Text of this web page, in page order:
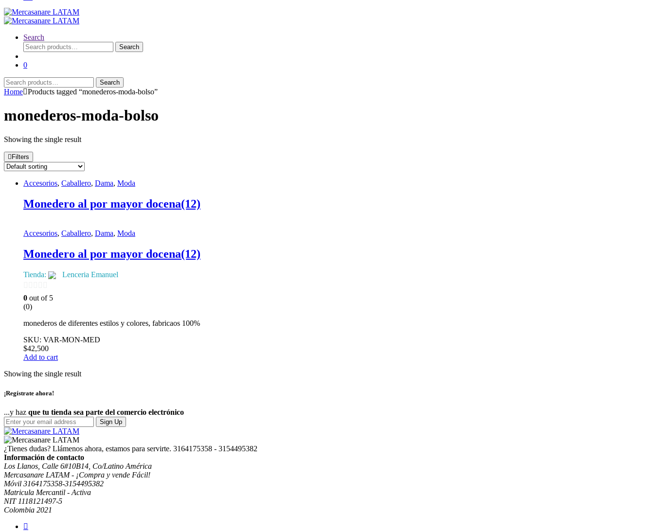
Search
Search
for:
Search
0
Search
for:
Search
Home Products tagged “monederos-moda-bolso”
monederos-moda-bolso
Showing the single result
Filters
Accesorios, Caballero, Dama, Moda
Monedero al por mayor docena(12)
Accesorios, Caballero, Dama, Moda
Monedero al por mayor docena(12)
Tienda: Lenceria Emanuel
0
de
5
0 out of 5
(0)
monederos de diferentes estilos y colores, fabricaos 100%
SKU: VAR-MON-MED
$42,500
Add to cart
Showing the single result
¡Regístrate ahora!
...y haz que tu tienda sea parte del comercio electrónico
Sign Up
¿Tienes dudas? Llámenos ahora, estamos para servirte. 3164175358 - 3154495382
Información de contacto
Los Llanos, Calle 6#10B14, Co/Latino América
Mercasanare LATAM - ¡Compra y vende Fácil!
Móvil 3164175358-3154495382
Matricula Mercantil - Activa
NIT 1118121497-5
Colombia 2021